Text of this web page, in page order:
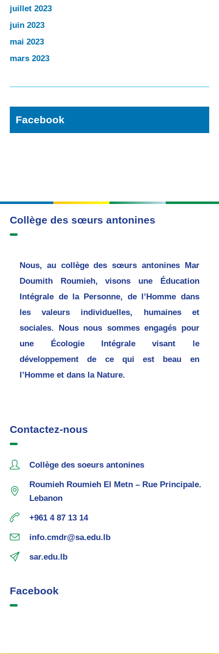
juillet 2023
juin 2023
mai 2023
mars 2023
Facebook
Collège des sœurs antonines
Nous, au collège des sœurs antonines Mar
Doumith Roumieh, visons une Éducation
Intégrale de la Personne, de l’Homme dans
les valeurs individuelles, humaines et
sociales. Nous nous sommes engagés pour
une Écologie Intégrale visant le
développement de ce qui est beau en
l’Homme et dans la Nature.
Contactez-nous
Collège des soeurs antonines
Roumieh Roumieh El Metn – Rue Principale.
Lebanon
+961 4 87 13 14
info.cmdr@sa.edu.lb
sar.edu.lb
Facebook